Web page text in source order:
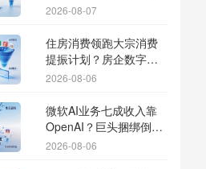
防刷解析
2026-08-07
住房消费领跑大宗消费
提振计划？房企数字化
转型加速线下场景智能
2026-08-06
微软AI业务七成收入靠
OpenAI？巨头捆绑倒逼
出海App独立追踪全渠道
2026-08-06